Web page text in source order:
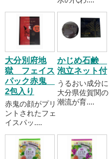
大分別府地
獄 フェイス
パック赤鬼
2包入り
赤鬼の顔がプリ
ントされたフェ
イスパッ....
かじめ石鹸
泡立ネット付
うるおい成分に
大分県佐賀関の
潮流が育....